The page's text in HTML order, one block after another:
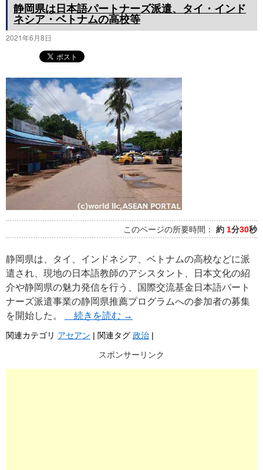
静岡県は日本語パートナーズ派遣、タイ・インド
ネシア・ベトナムの高校等
2021年6月8日
このページの所要時間： 約 1分30秒
静岡県は、タイ、インドネシア、ベトナムの高校などに派
遣され、現地の日本語教師のアシスタント、日本文化の紹
介や静岡県の魅力発信を行う、国際交流基金日本語パート
ナーズ派遣事業の静岡県推薦プログラムへの参加者の募集
を開始した。
続きを読む →
関連カテゴリ アセアン | 関連タグ 政治 |
スポンサーリンク